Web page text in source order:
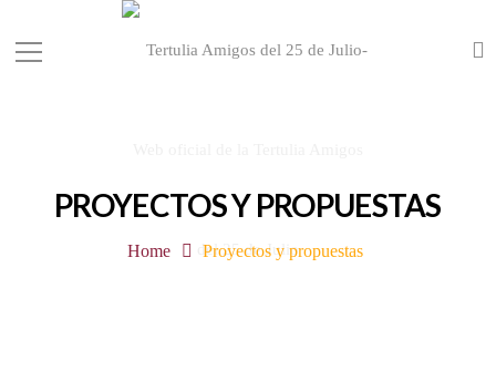
PROYECTOS Y PROPUESTAS
Home Proyectos y propuestas